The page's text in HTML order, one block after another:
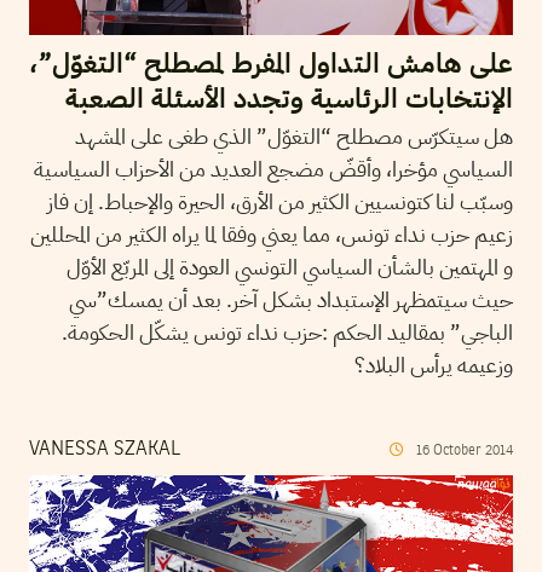
على هامش التداول المفرط لمصطلح “التغوّل”،
الإنتخابات الرئاسية وتجدد الأسئلة الصعبة
هل سيتكرّس مصطلح “التغوّل” الذي طغى على المشهد
السياسي مؤخرا، وأقضّ مضجع العديد من الأحزاب السياسية
وسبّب لنا كتونسيين الكثير من الأرق، الحيرة والإحباط. إن فاز
زعيم حزب نداء تونس، مما يعني وفقا لما يراه الكثير من المحللين
و المهتمين بالشأن السياسي التونسي العودة إلى المربّع الأوّل
حيث سيتمظهر الإستبداد بشكل آخر. بعد أن يمسك”سي
الباجي” بمقاليد الحكم :حزب نداء تونس يشكّل الحكومة.
وزعيمه يرأس البلاد؟
VANESSA SZAKAL 16 October 2014